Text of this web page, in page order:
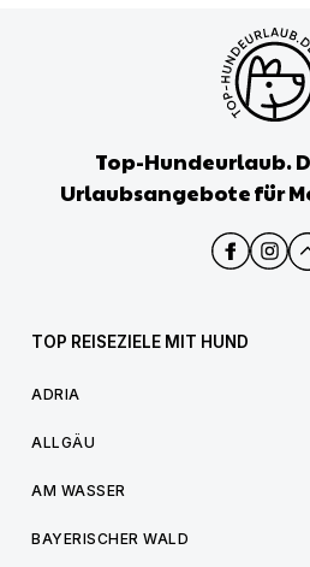
Top-Hundeurlaub.
Urlaubsangebote für
TOP REISEZIELE MIT HUND
ADRIA
ALLGÄU
AM WASSER
BAYERISCHER WALD